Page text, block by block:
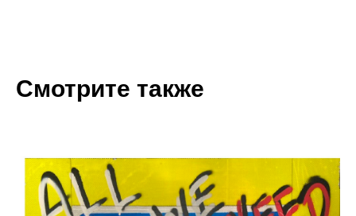
Смотрите также